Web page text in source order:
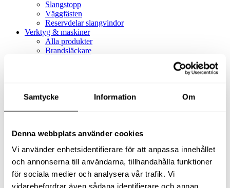
Samtycke Information Om
Denna webbplats använder cookies
Vi använder enhetsidentifierare för att anpassa innehållet
och annonserna till användarna, tillhandahålla funktioner
för sociala medier och analysera vår trafik. Vi
vidarebefordrar även sådana identifierare och annan
Slangstopp
Väggfästen
Reservdelar slangvindor
Verktyg & maskiner
Alla produkter
Brandsläckare
Alla produkter
Slangfäste
Textil- & Våtdammsugare
Tillbehör Textil- & våtdammsugare
Adaptrar
Dammsugare